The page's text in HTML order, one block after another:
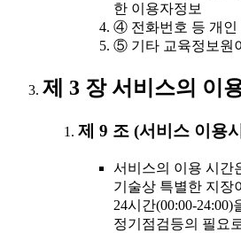
한 이용자정보
④ 전화번호 등 개인
⑤ 기타 교육정보원
제 3 장 서비스의 이
제 9 조 (서비스 이용
서비스의 이용 시간
기술상 특별한 지장
24시간(00:00-
정기점검등의 필요